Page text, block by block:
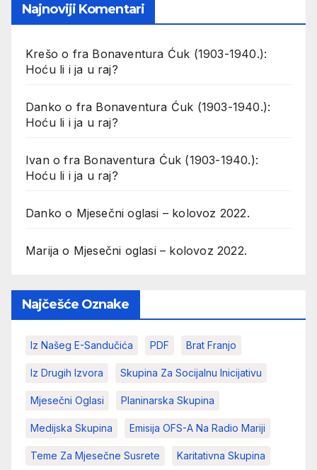
Najnoviji Komentari
Krešo o fra Bonaventura Ćuk (1903-1940.):
Hoću li i ja u raj?
Danko o fra Bonaventura Ćuk (1903-1940.):
Hoću li i ja u raj?
Ivanofra Bonaventura Ćuk (1903-1940.):
Hoću li i ja u raj?
Danko o Mjesečni oglasi – kolovoz 2022.
Marija o Mjesečni oglasi – kolovoz 2022.
Najčešće Oznake
Iz Našeg E-Sandučića PDF Brat Franjo
Iz Drugih Izvora Skupina Za Socijalnu Inicijativu
Mjesečni Oglasi Planinarska Skupina
Medijska Skupina Emisija OFS-A Na Radio Mariji
Teme Za Mjesečne Susrete Karitativna Skupina